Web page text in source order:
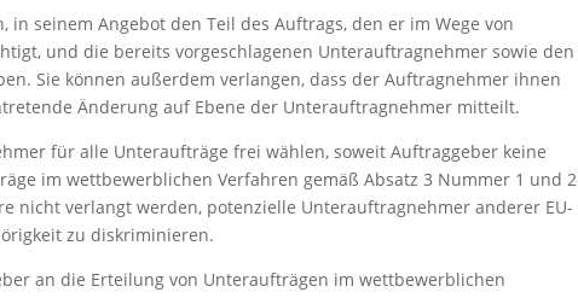
seinem Angebot den Teil des Auftrags, den er im Wege von
und die bereits vorgeschlagenen Unterauftragnehmer sowie den
Sie können außerdem verlangen, dass der Auftragnehmer ihnen
Änderung auf Ebene der Unterauftragnehmer mitteilt.
für alle Unteraufträge frei wählen, soweit Auftraggeber keine
im wettbewerblichen Verfahren gemäß Absatz 3 Nummer 1 und 2
nicht verlangt werden, potenzielle Unterauftragnehmer anderer EU-
zu diskriminieren.
an die Erteilung von Unteraufträgen im wettbewerblichen